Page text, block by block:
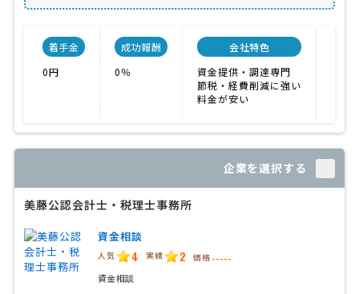
着手金
0円
成功報酬
0％
会社特色
資金提供・調達専門
節税・経費削減に強い
料金が安い
企業を選択する
美藤公認会計士・税理士事務所
資金相談
人気 4 実績 2 価格 -----
資金相談